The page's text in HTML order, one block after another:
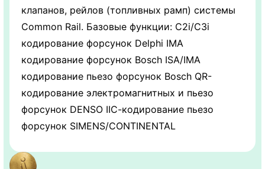
клапанов, рейлов (топливных рамп) системы
Common Rail. Базовые функции: C2i/C3i
кодирование форсунок Delphi IMA
кодирование форсунок Bosch ISA/IMA
кодирование пьезо форсунок Bosch QR-
кодирование электромагнитных и пьезо
форсунок DENSO IIС-кодирование пьезо
форсунок SIMENS/CONTINENTAL